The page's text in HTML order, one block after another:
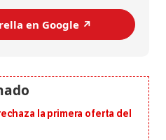
en Google ↗️
la primera oferta del